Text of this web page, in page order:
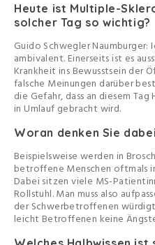
Heute ist Multiple-
solcher Tag so wichtig?
Guido Schwegler Naumburger:
ambivalent. Einerseits ist es
Krankheit ins Bewusstsein der
falsche Meinungen darüber
die Gefahr, dass an diesem
in Umlauf gebracht wird.
Woran denken Sie
Beispielsweise werden in
betroffene Menschen oftmals
Dabei sitzen viele MS-
Rollstuhl. Man muss also
der Schwerbetroffenen
leicht Betroffenen keine